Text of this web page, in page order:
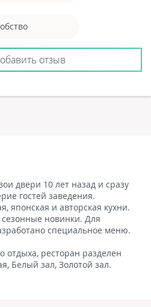
отзыв
двери 10 лет назад и сразу
гостей заведения.
японская и авторская кухни.
новинки. Для
специальное меню.
отдыха, ресторан разделен
Белый зал, Золотой зал.